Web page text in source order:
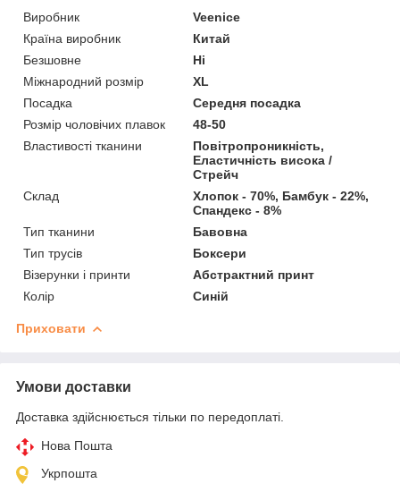
Виробник
Veenice
Країна виробник
Китай
Безшовне
Ні
Міжнародний розмір
XL
Посадка
Середня посадка
Розмір чоловічих плавок
48-50
Властивості тканини
Повітропроникність,
Еластичність висока /
Стрейч
Склад
Хлопок - 70%, Бамбук - 22%,
Спандекс - 8%
Тип тканини
Бавовна
Тип трусів
Боксери
Візерунки і принти
Абстрактний принт
Колір
Синій
Приховати
Умови доставки
Доставка здійснюється тільки по передоплаті.
Нова Пошта
Укрпошта